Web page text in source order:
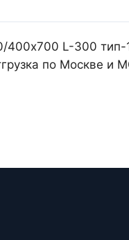
400х700 L-300
по Москве и